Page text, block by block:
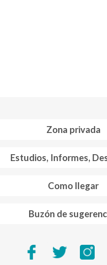
Zona privada
Estudios, Informes,
Como llegar
Buzón de